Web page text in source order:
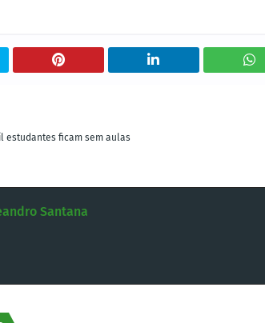
estudantes ficam sem aulas
Santana